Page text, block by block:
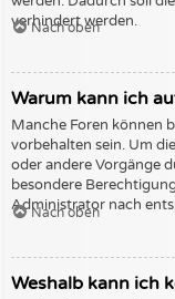
verhindert werden.
Nach oben
Warum kann ich
Manche Foren können
vorbehalten sein. Um
oder andere Vorgänge
besondere
Administrator nach
Nach oben
Weshalb kann ich